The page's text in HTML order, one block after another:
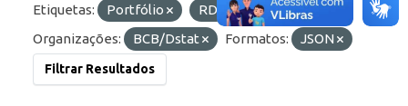
Etiquetas: Portfólio RDE
IED
Organizações:
BCB/Dstat Formatos: JSON
Filtrar Resultados